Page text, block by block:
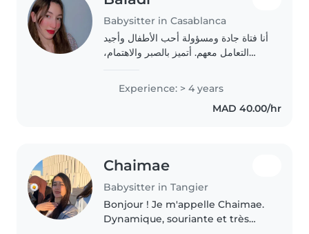
Babysitter in Casablanca
أنا فتاة جادة ومسؤولة أحب الأطفال وأجيد
التعامل معهم. أتميز بالصبر والاهتمام،
أسعى إلى توفير جو مليء بالطمأنينة
والمرح أثناء الاعتناء بهم
Experience: > 4 years
MAD 40.00/hr
Chaimae
Babysitter in Tangier
Bonjour ! Je m'appelle Chaimae.
Dynamique, souriante et très